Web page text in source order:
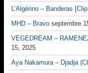
L’Algérino – Banderas
MHD – Bravo septembre
VEGEDREAM –
15, 2025
Aya Nakamura – Djadja